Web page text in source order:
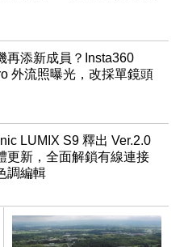
再添新成員？Insta360
外流照曝光，改採單鏡頭
LUMIX S9 釋出 Ver.2.0
更新，全面解鎖有線連接
調編輯